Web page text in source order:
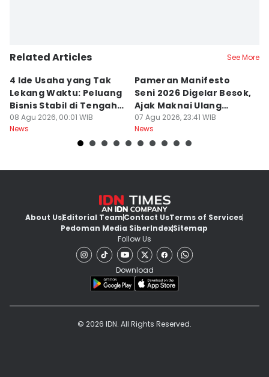
Related Articles See More
4 Ide Usaha yang Tak
Lekang Waktu: Peluang
Bisnis Stabil di Tengah
Perubahan
08 Agu 2026, 00:01 WIB
News
Pameran Manifesto
Seni 2026 Digelar Besok,
Ajak Maknai Ulang
Maritim
07 Agu 2026, 23:41 WIB
News
About UsEditorial TeamContact UsTerms of Services
Pedoman Media SiberIndexSitemap
Follow Us
Download
© 2026 IDN. All Rights Reserved.